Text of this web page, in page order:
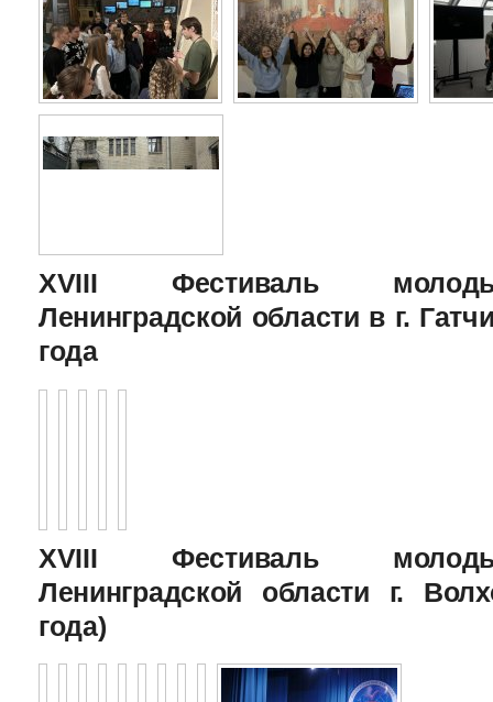
XVIII Фестиваль
Ленинградской области в г.
года
XVIII Фестиваль
Ленинградской области г.
года)